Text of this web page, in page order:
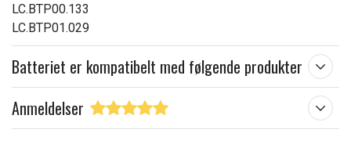
LC.BTP00.133
LC.BTP01.029
Batteriet er kompatibelt med følgende produkter
Anmeldelser